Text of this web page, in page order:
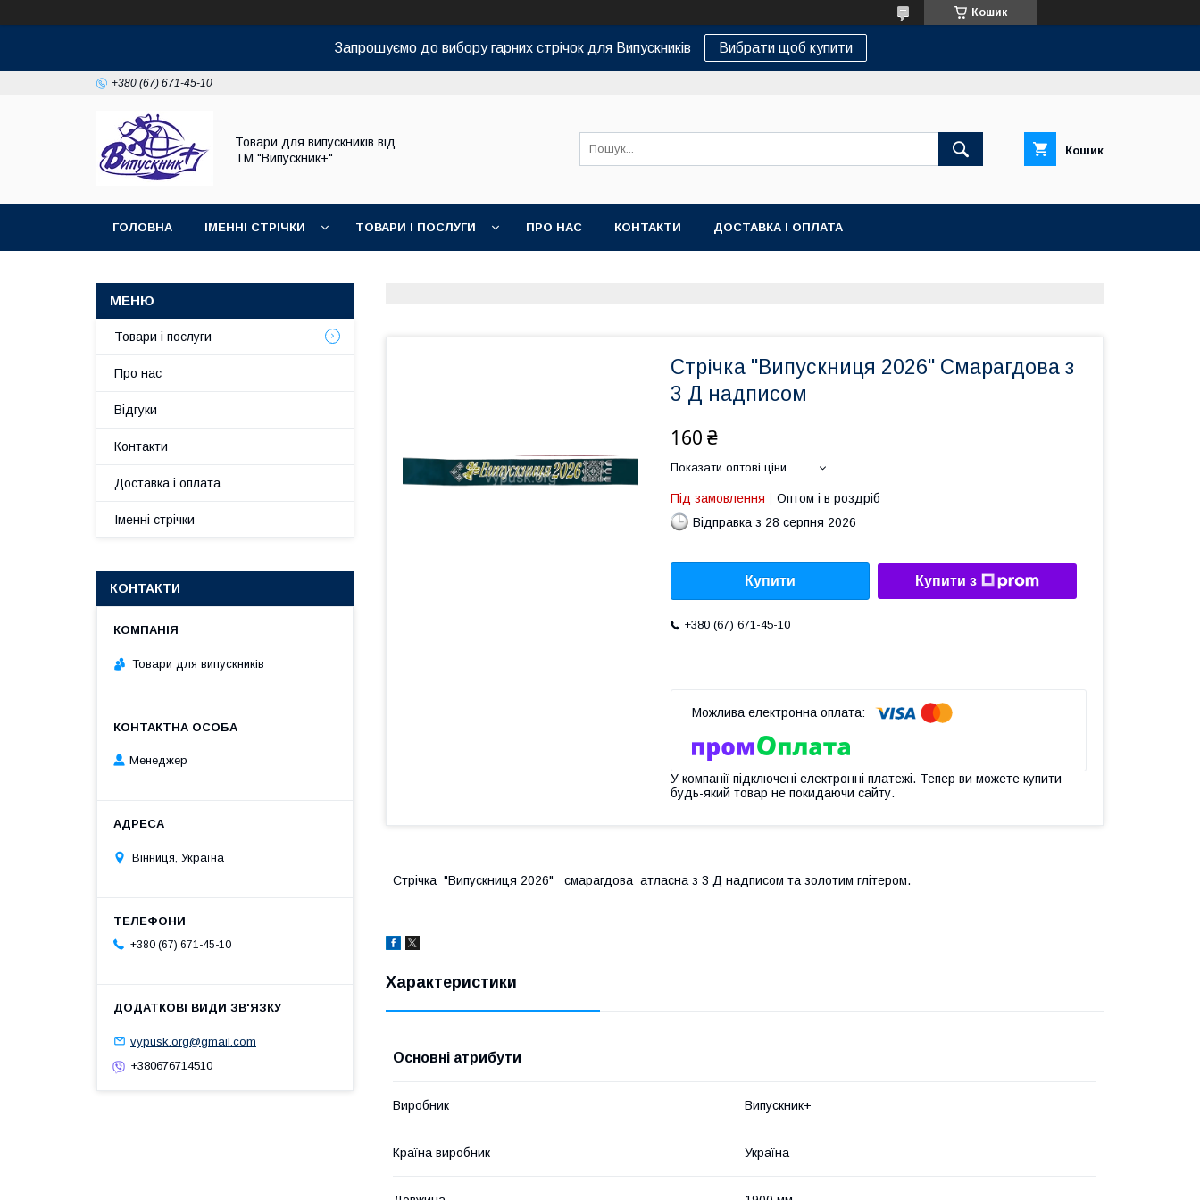
Кошик
Запрошуємо до вибору гарних стрічок для Випускників Вибрати щоб купити
+380 (67) 671-45-10
Товари для випускників від
ТМ "Випускник+"
Кошик
ГОЛОВНА ІМЕННІ СТРІЧКИ ТОВАРИ І ПОСЛУГИ ПРО НАС КОНТАКТИ ДОСТАВКА І ОПЛАТА
Стрічка "Випускниця 2026" Смарагдова з
3 Д надписом
160 ₴
Показати оптові ціни
Під замовлення
Оптом і в роздріб
Відправка з 28 серпня 2026
Купити Купити з
+380 (67) 671-45-10
У компанії підключені електронні платежі. Тепер ви можете купити
будь-який товар не покидаючи сайту.
Стрічка "Випускниця 2026" смарагдова атласна з 3 Д надписом та золотим глітером.
Характеристики
Основні атрибути
Виробник Випускник+
Країна виробник Україна
Товари і послуги
Про нас
Відгуки
Контакти
Доставка і оплата
Іменні стрічки
КОНТАКТИ
Товари для випускників
Менеджер
Вінниця, Україна
+380 (67) 671-45-10
vypusk.org@gmail.com
+380676714510